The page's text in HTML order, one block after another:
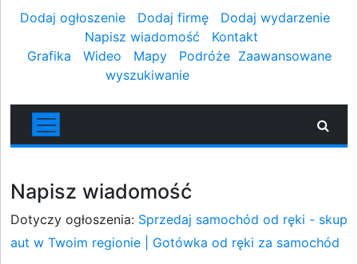
Dodaj ogłoszenie Dodaj firmę
Dodaj wydarzenie
Napisz wiadomość
Kontakt
Grafika
Wideo Mapy Podróże Zaawansowane
wyszukiwanie
Napisz wiadomość
Dotyczy ogłoszenia: Sprzedaj samochód od ręki - skup
aut w Twoim regionie | Gotówka od ręki za samochód